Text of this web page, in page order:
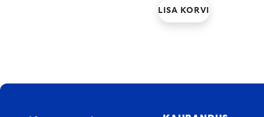
LISA KORVI
FOOTER